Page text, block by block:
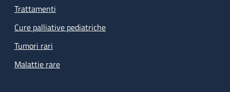
Trattamenti
Cure palliative pediatriche
Tumori rari
Malattie rare